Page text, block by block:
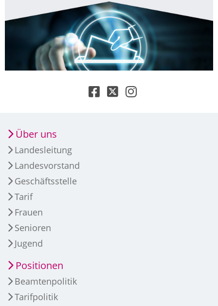
Über uns
Landesleitung
Landesvorstand
Geschäftsstelle
Tarif
Frauen
Senioren
Jugend
Positionen
Beamtenpolitik
Tarifpolitik